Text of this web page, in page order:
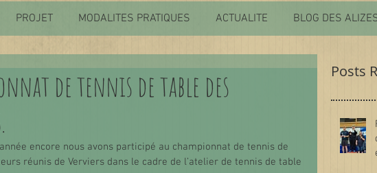
PROJET MODALITES PRATIQUES ACTUALITE BLOG DES
de tennis de table des
encore nous avons participé au championnat de tennis de
réunis de Verviers dans le cadre de l’atelier de tennis de table
Posts